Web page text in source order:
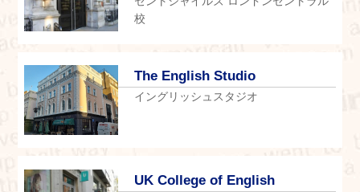
校
The English Studio
イングリッシュスタジオ
UK College of English